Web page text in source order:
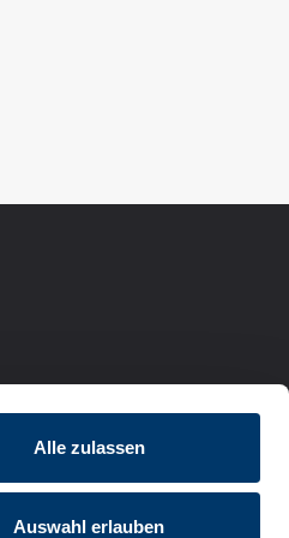
Alle zulassen
Auswahl erlauben